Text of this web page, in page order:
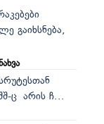
გაიხსნება,
ც არის ჩ...